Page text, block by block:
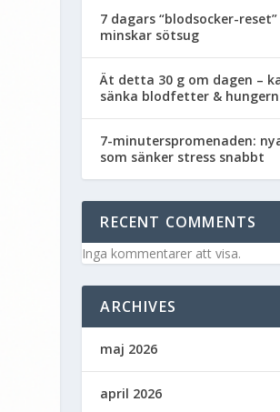
7 dagars “blodsocker-
minskar sötsug
Ät detta 30 g om dagen –
sänka blodfetter & hungern
7-minuterspromenaden:
som sänker stress snabbt
RECENT COMMENTS
Inga kommentarer att visa.
ARCHIVES
maj 2026
april 2026